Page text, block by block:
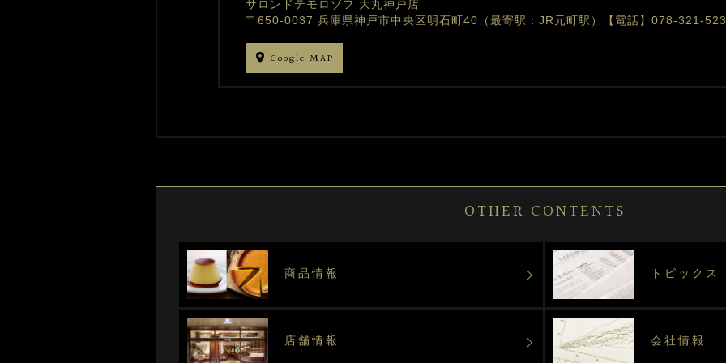
サロンドテモロゾフ 大丸神戸店
〒650-0037 兵庫県神戸市中央区明石町40（最寄駅：JR元町駅）
【電話】078-321-
Google MAP
OTHER CONTENTS
商品情報 トピックス
店舗情報 会社情報